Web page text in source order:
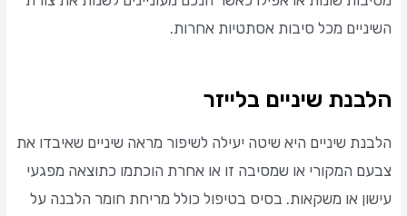
השיניים מכל סיבות אסתטיות אחרות.
הלבנת שיניים בלייזר
הלבנת שיניים היא שיטה יעילה לשיפור מראה שיניים שאיבדו את
צבעם המקורי או שמסיבה זו או אחרת הוכתמו כתוצאה מפגעי
עישון או משקאות. בסיס בטיפול כולל מריחת חומר הלבנה על